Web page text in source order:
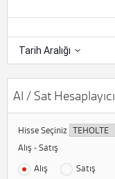
Al / Sat Hesaplayıcı
Hisse Seçiniz
Alış - Satış
Alış
Satış